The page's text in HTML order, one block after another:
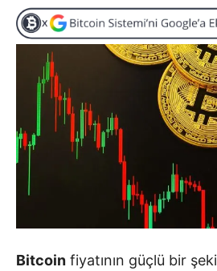
Bitcoin fiyatının güçlü bir